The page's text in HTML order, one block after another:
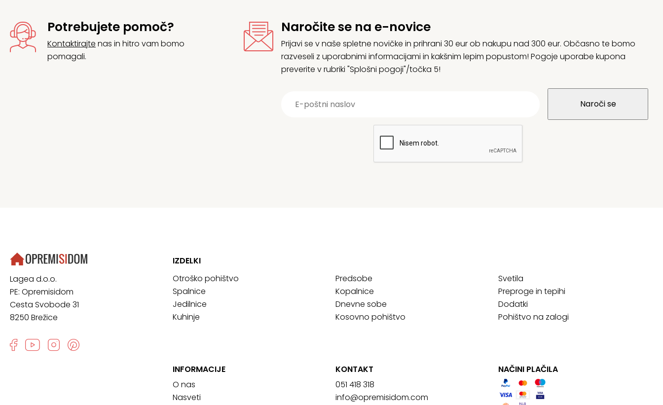
Potrebujete pomoč?
Kontaktirajte nas in hitro vam bomo
pomagali.
Naročite se na e-novice
Prijavi se v naše spletne novičke in prihrani 30 eur ob nakupu nad 300 eur. Občasno te bomo
razveseli z uporabnimi informacijami in kakšnim lepim popustom! Pogoje uporabe kupona
preverite v rubriki "Splošni pogoji"/točka 5!
Lagea d.o.o.
PE: Opremisidom
Cesta Svobode 31
8250 Brežice
IZDELKI
Otroško pohištvo
Spalnice
Jedilnice
Kuhinje
Predsobe
Kopalnice
Dnevne sobe
Kosovno pohištvo
Svetila
Preproge in tepihi
Dodatki
Pohištvo na zalogi
INFORMACIJE
O nas
Nasveti
KONTAKT
051 418 318
info@opremisidom.com
NAČINI PLAČILA